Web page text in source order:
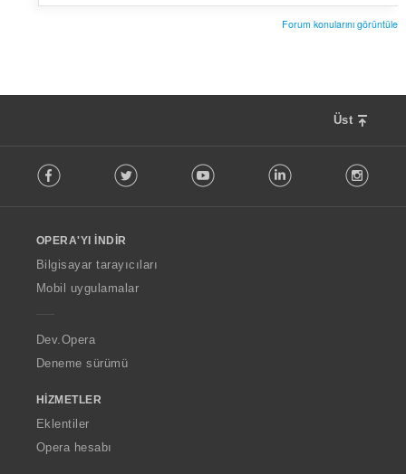
Forum konularını görüntüle
Üst
o
w
O
p
a
Facebook Twitter Youtube LinkedIn
OPERA'YI İNDIR
Bilgisayar tarayıcıları
Mobil uygulamalar
Dev.Opera
Deneme sürümü
HIZMETLER
Eklentiler
Opera hesabı